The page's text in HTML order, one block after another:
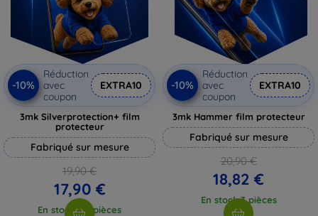
-10%
Réduction
avec
coupon
EXTRA10
3mk Silverprotection+ film
protecteur
Fabriqué sur mesure
19,90 €
17,90 €
En stock > 5 pièces
-10%
Réduction
avec
coupon
EXTRA10
3mk Hammer film protecteur
Fabriqué sur mesure
20,90 €
18,82 €
En stock 3 pièces